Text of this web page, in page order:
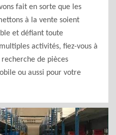
fait en sorte que les
à la vente soient
et défiant toute
activités, fiez-vous à
recherche de pièces
ou aussi pour votre